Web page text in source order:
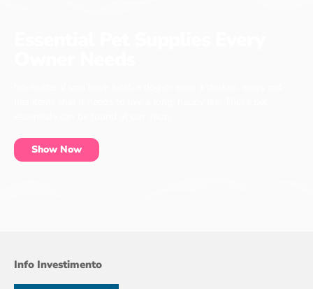
Show Now
Info Investimento